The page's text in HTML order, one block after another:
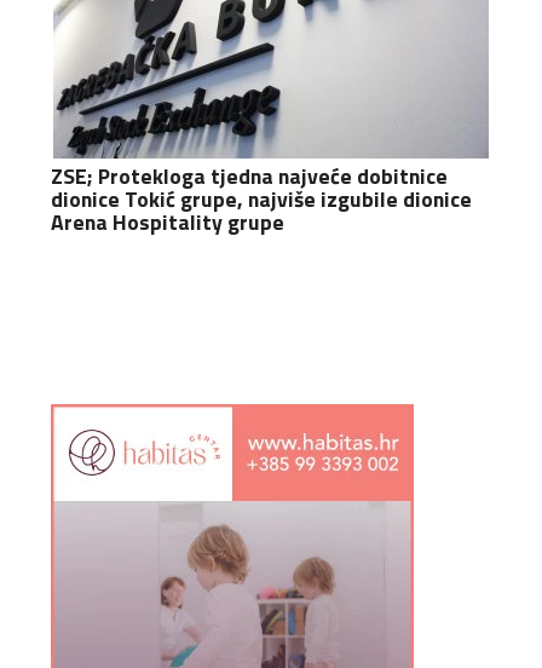
ZSE; Protekloga tjedna najveće dobitnice
dionice Tokić grupe, najviše izgubile dionice
Arena Hospitality grupe